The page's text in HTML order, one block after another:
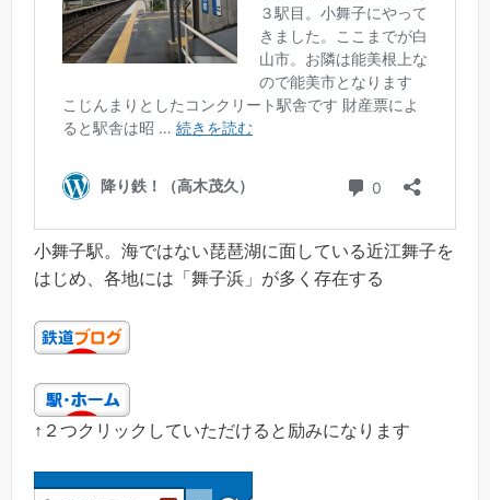
小舞子駅。海ではない琵琶湖に面している近江舞子を
はじめ、各地には「舞子浜」が多く存在する
↑２つクリックしていただけると励みになります